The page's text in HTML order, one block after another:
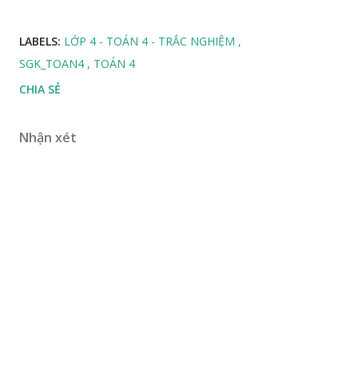
LABELS: LỚP 4 - TOÁN 4 - TRẮC NGHIỆM
SGK_TOAN4
TOÁN 4
CHIA SẺ
Nhận xét